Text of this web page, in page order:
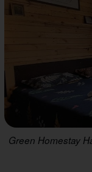
Green Homestay